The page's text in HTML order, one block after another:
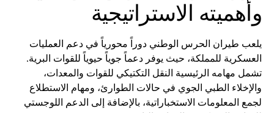
وأهميته الاستراتيجية
يلعب طيران الحرس الوطني دوراً محورياً في دعم العمليات
العسكرية للمملكة، حيث يوفر دعماً جوياً حيوياً للقوات البرية.
تشمل مهامه الرئيسية النقل التكتيكي للقوات والمعدات،
والإخلاء الطبي الجوي في حالات الطوارئ، ومهام الاستطلاع
لجمع المعلومات الاستخباراتية، بالإضافة إلى الدعم اللوجستي